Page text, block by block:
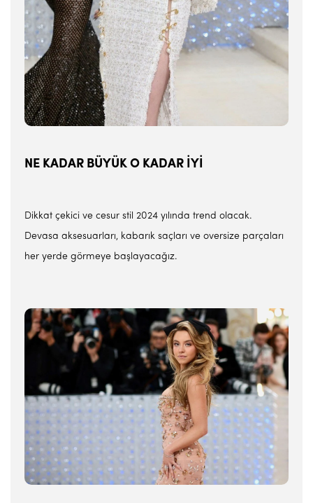
NE KADAR BÜYÜK O KADAR İYİ
Dikkat çekici ve cesur stil 2024 yılında trend olacak.
Devasa aksesuarları, kabarık saçları ve oversize parçaları
her yerde görmeye başlayacağız.